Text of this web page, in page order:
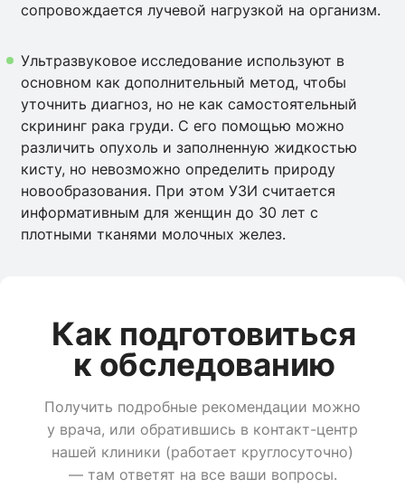
сопровождается лучевой нагрузкой на организм.
Ультразвуковое исследование используют в
основном как дополнительный метод, чтобы
уточнить диагноз, но не как самостоятельный
скрининг рака груди. С его помощью можно
различить опухоль и заполненную жидкостью
кисту, но невозможно определить природу
новообразования. При этом УЗИ считается
информативным для женщин до 30 лет с
плотными тканями молочных желез.
Как подготовиться
к обследованию
Получить подробные рекомендации можно
у врача, или обратившись в контакт-центр
нашей клиники (работает круглосуточно)
— там ответят на все ваши вопросы.